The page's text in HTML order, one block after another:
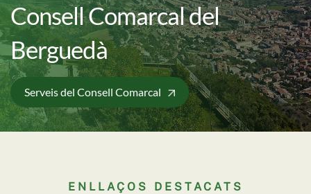
Consell Comarcal del
Berguedà
Serveis del Consell Comarcal
ENLLAÇOS DESTACATS